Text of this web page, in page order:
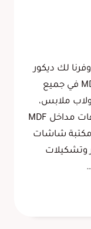
لك ديكور
بديل الشيبورد الدمام الواح خشب MDF في جميع
ملابس،
تسريحة خشبية ، رفوف خشب ، واجهات مداخل MDF
مكتبة شاشات
وتشكيلات